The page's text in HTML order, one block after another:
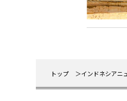
トップ インドネシアニ